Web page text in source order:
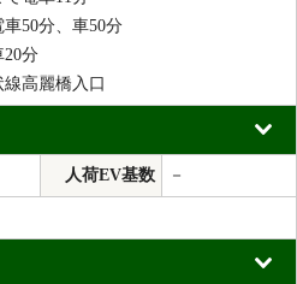
50分、車50分
20分
高麗橋入口
人荷EV基数 －